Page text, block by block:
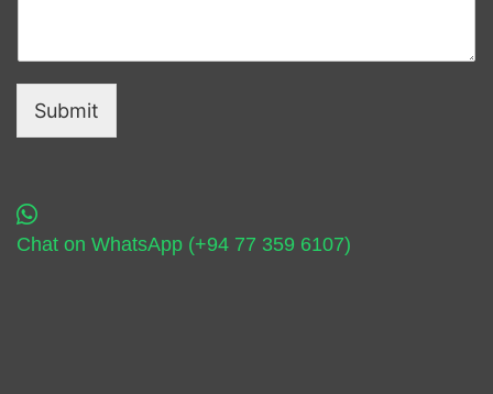
Submit
Chat on WhatsApp (+94 77 359 6107)